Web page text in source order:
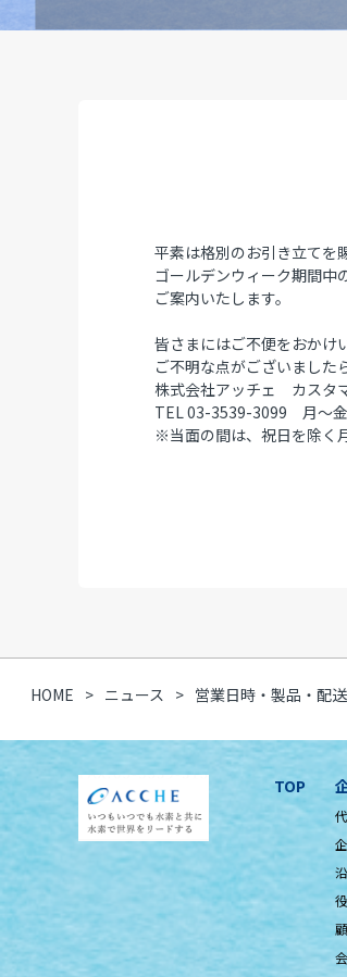
平素は格別のお引き立てを
ゴールデンウィーク期間中
ご案内いたします。
皆さまにはご不便をおかけ
ご不明な点がございました
株式会社アッチェ カスタ
TEL 03-3539-3099 月～金
※当面の間は、祝日を除く
HOME ニュース 営業日時・製品・配送
TOP